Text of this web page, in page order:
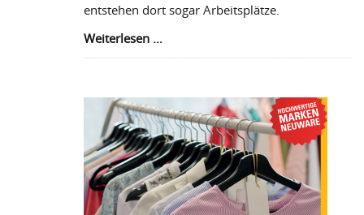
entstehen dort sogar Arbeitsplätze.
Weiterlesen …
Bolivien